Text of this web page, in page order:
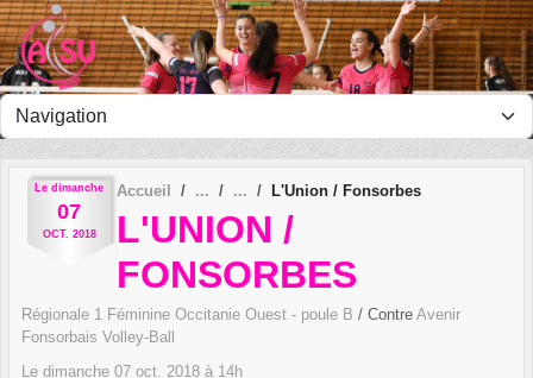
Le dimanche
07
OCT. 2018
Accueil L'Union / Fonsorbes
L'UNION /
FONSORBES
Régionale 1 Féminine Occitanie Ouest - poule B / Contre Avenir
Fonsorbais Volley-Ball
Le dimanche 07 oct. 2018 à 14h
Panneau de gestion des cookies